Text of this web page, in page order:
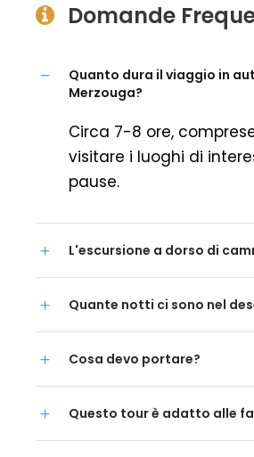
Domande
Quanto dura il viaggio in
Merzouga?
Circa 7-8 ore,
visitare i luoghi di
pause.
L'escursione a dorso di
Quante notti ci sono nel
Cosa devo portare?
Questo tour è adatto alle